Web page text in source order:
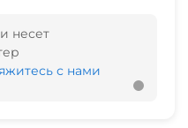
несет
с нами